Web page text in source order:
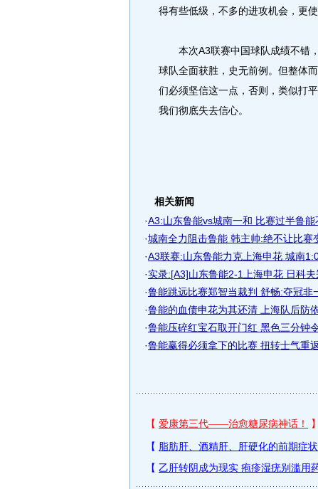
得有些低级，不多的进攻机会，更
本次A3联赛中国球队成绩不错，
球队全面获胜，史无前例。但整体
们必须坚信这一点，否则，类似打
我们彻底失去信心。
相关新闻
·A3:山东鲁能vs城南一和 比赛过半鲁能
·城南全力阻击鲁能 韩主帅:绝不让比赛
·A3联赛:山东鲁能力克上海申花 城南
·实录:[A3]山东鲁能2-1上海申花 日科夫
·鲁能跳远比赛郑智当裁判 舒畅:夺冠非
·鲁能的血债申花为其还清 上海队后防
·鲁能压碎红宝石取开门红 黑色三分钟
·鲁能赢得必须拿下的比赛 扭转士气重